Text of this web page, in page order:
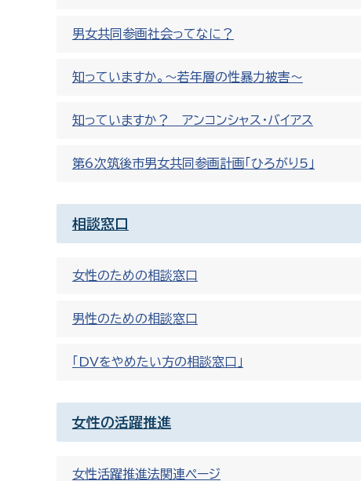
男女共同参画社会ってなに？
知っていますか。～若年層の性暴力被害～
知っていますか？ アンコンシャス・バイアス
第6次筑後市男女共同参画計画「ひろがり5」
相談窓口
女性のための相談窓口
男性のための相談窓口
「DVをやめたい方の相談窓口」
女性の活躍推進
女性活躍推進法関連ページ